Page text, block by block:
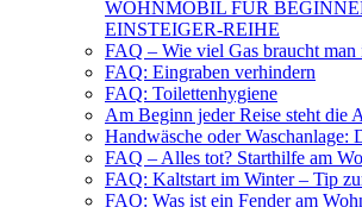
WOHNMOBIL FÜR
EINSTEIGER-REIHE
FAQ – Wie viel Gas braucht man
FAQ: Eingraben verhindern
FAQ: Toilettenhygiene
Am Beginn jeder Reise steht die
Handwäsche oder Waschanlage:
FAQ – Alles tot? Starthilfe am
FAQ: Kaltstart im Winter – Tip
FAQ: Was ist ein Fender am